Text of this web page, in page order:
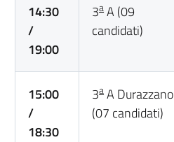
14:30
/
19:00
3a A (09
candidati)
15:00
/
18:30
3a A Durazzano
(07 candidati)